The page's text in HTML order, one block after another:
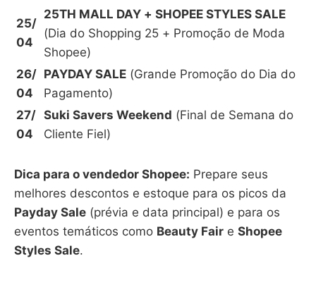
25/
04
25TH MALL DAY + SHOPEE STYLES SALE
(Dia do Shopping 25 + Promoção de Moda
Shopee)
26/
04
PAYDAY SALE (Grande Promoção do Dia do
Pagamento)
27/
04
Suki Savers Weekend (Final de Semana do
Cliente Fiel)
Dica para o vendedor Shopee: Prepare seus
melhores descontos e estoque para os picos da
Payday Sale (prévia e data principal) e para os
eventos temáticos como Beauty Fair e Shopee
Styles Sale.